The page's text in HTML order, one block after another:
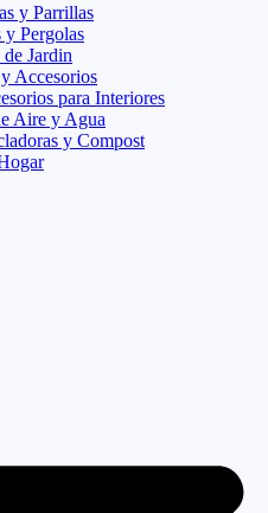
y Parrillas
y Pergolas
Jardin
Accesorios
para Interiores
Aire y Agua
y Compost